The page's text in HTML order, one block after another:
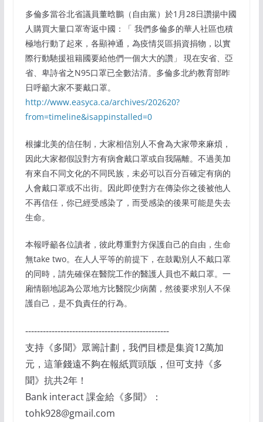
多倫多當谷北省議員董晗鵬（自由黨）於1月28日讚揚中國
人購買大量口罩寄返中國：「 我們多倫多的華人社區也積
極地行動了起來，各顯神通，為疫情災區捐資捐物，以實
際行動馳援祖籍國要給他們一個大大的讚」 現在安省、亞
省、卑詩省之N95口罩已全數沽清。多倫多北約教育部昨
日呼籲大家不要戴口罩。
http://www.easyca.ca/archives/202620?
from=timeline&isappinstalled=0
根據北美的信任制，大家相信別人不會為大家帶來麻煩，
因此大家都假設對方有病會戴口罩或自我隔離。不過美加
有來自不同文化的不同民族，未必可以百分百確定有病的
人會戴口罩或不出街。因此即使對方在傳染你之後被他人
不再信任，你已經受感染了，而受感染的後果可能是失去
生命。
本報呼籲各位讀者，彼此尊重對方保護自己的自由，生命
無take two。在人人平等的前提下，在鼓勵別人不戴口罩
的同時，請先確保在醫院工作的醫護人員也不戴口罩。一
廂情願地認為公眾地方比醫院少病菌，然後要求別人不保
護自己，是不負責任的行為。
-------------------------------------------------
支持《多聞》眾籌計劃，我們目標是集資12萬加
元，這筆錢遠不夠在報紙買頭版，但可支持《多
聞》抗共2年！
Bank interact 課金給《多聞》：
tohk928@gmail.com